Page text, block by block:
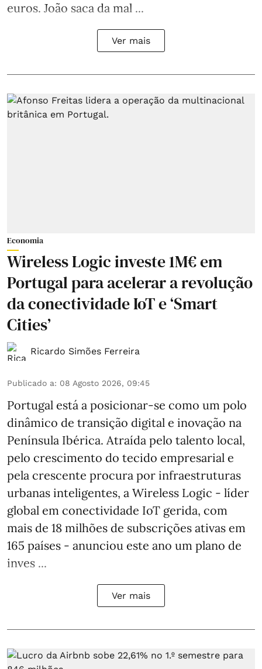
euros. João saca da mal ...
Ver mais
Economia
Wireless Logic investe 1M€ em
Portugal para acelerar a revolução
da conectividade IoT e ‘Smart
Cities’
Ricardo Simões Ferreira
Publicado a: 08 Agosto 2026, 09:45
Portugal está a posicionar-se como um polo
dinâmico de transição digital e inovação na
Península Ibérica. Atraída pelo talento local,
pelo crescimento do tecido empresarial e
pela crescente procura por infraestruturas
urbanas inteligentes, a Wireless Logic - líder
global em conectividade IoT gerida, com
mais de 18 milhões de subscrições ativas em
165 países - anunciou este ano um plano de
inves ...
Ver mais